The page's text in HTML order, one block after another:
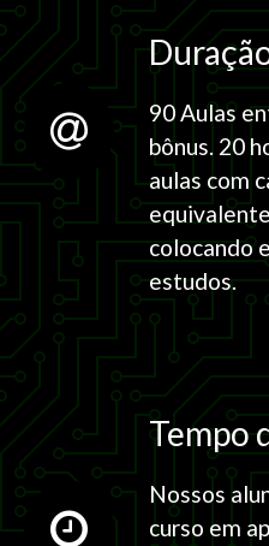
90 Aulas
bônus. 20
aulas com
colocando
estudos.
Tempo
Nossos
curso em